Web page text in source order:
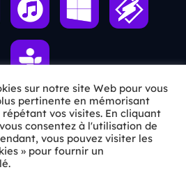
sur notre site Web pour vous
pertinente en mémorisant
vos visites. En cliquant
consentez à l'utilisation de
vous pouvez visiter les
» pour fournir un